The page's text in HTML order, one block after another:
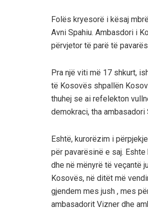
Folës kryesorë i kësaj
Avni Spahiu. Ambasdori i
përvjetor të parë të
Pra një viti më 17 shkurt,
të Kosovës shpallën
thuhej se ai refelekton
demokraci, tha ambasadori
Eshtë, kurorëzim i
për pavarësinë e saj.
dhe në mënyrë të veçantë
Kosovës, në ditët më
gjendem mes jush , mes
ambasadorit Vizner dhe